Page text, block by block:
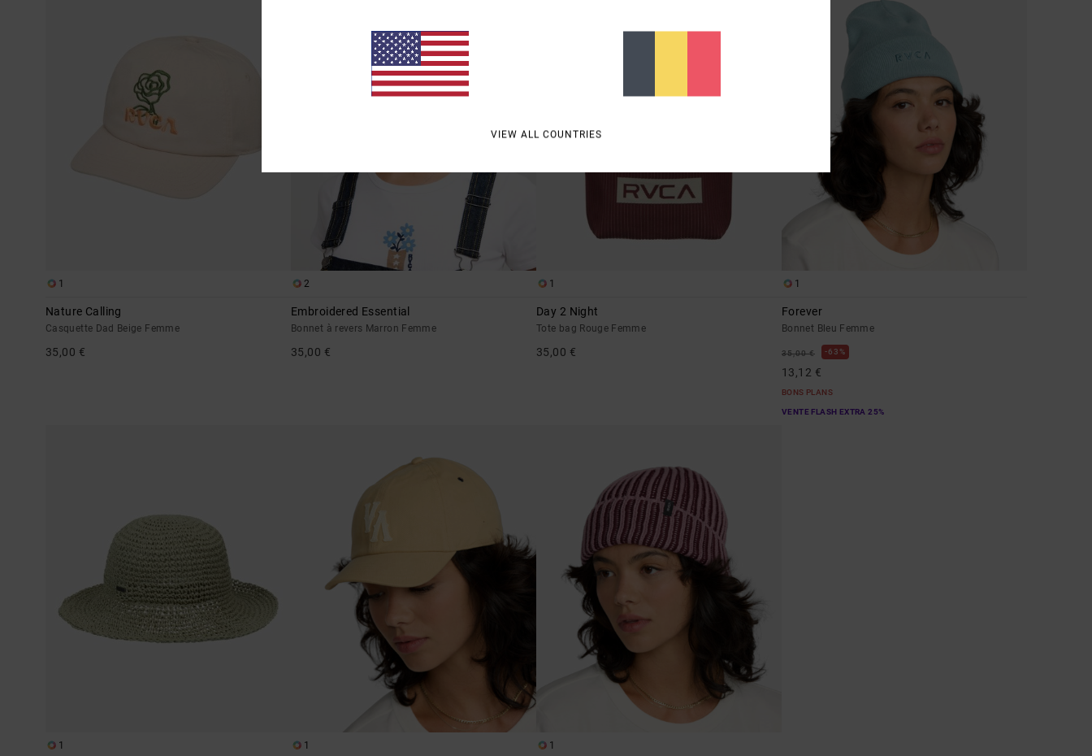
1
Nature Calling
Casquette Dad Beige Femme
35,00 €
2
Embroidered Essential
Bonnet à revers Marron Femme
35,00 €
1
Day 2 Night
Tote bag Rouge Femme
35,00 €
1
Forever
Bonnet Bleu Femme
35,00 € 63%
13,12 €
BONS PLANS
VENTE FLASH EXTRA 25%
1 1 1
VIEW ALL COUNTRIES